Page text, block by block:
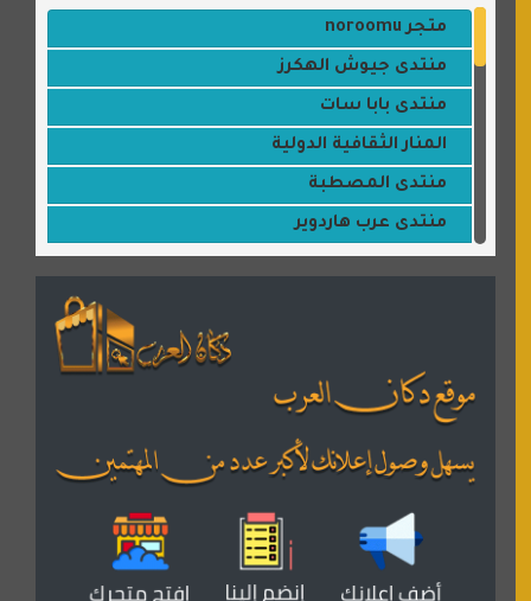
متجر noroomu
منتدى جيوش الهكرز
منتدى بابا سات
المنار الثقافية الدولية
منتدى المصطبة
منتدى عرب هاردوير
القران للجميع
منتدى همسات روائية
المكتبة الصوتية للقران الكريم
منتدى عدلات
موقع مداد الإسلامي